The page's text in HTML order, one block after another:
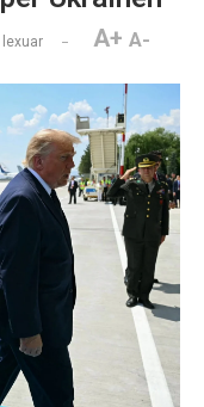
lexuar A+ A-